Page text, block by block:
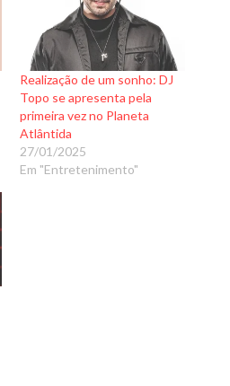
Realização de um sonho: DJ
Topo se apresenta pela
primeira vez no Planeta
Atlântida
27/01/2025
Em "Entretenimento"